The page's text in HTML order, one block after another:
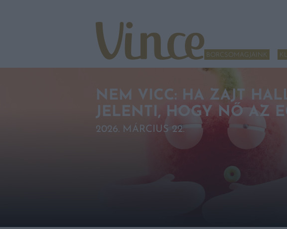
BORCSOMAGJAINK
NEM VICC: HA ZAJT
JELENTI, HOGY NŐ AZ
2026. MÁRCIUS 22.